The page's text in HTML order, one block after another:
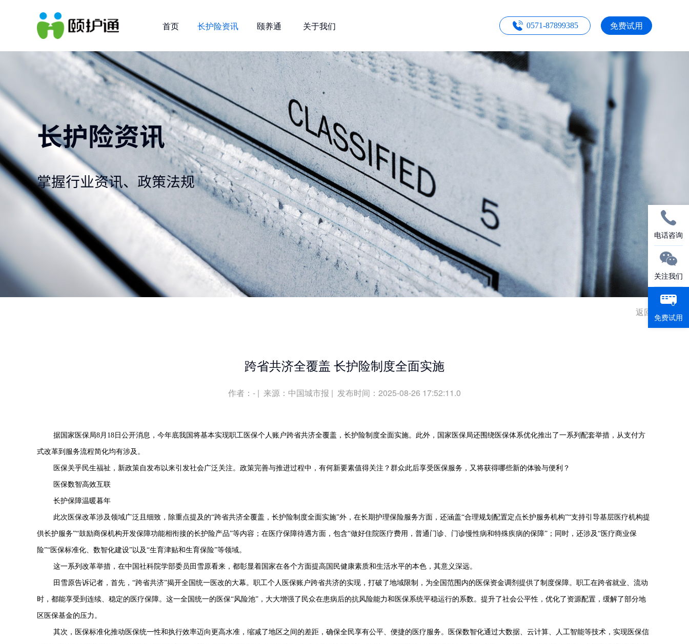
首页 长护险资讯 颐养通 关于我们 0571-87899385 免费试用
返回
跨省共济全覆盖 长护险制度全面实施
作者：- | 来源：中国城市报 | 发布时间：2025-08-26 17:52:11.0
据国家医保局8月 18 日公开消息，今年底我国将基本实现职工医保个人账户跨省共济全覆盖，长护险制度全面实施。此外，国家医保局还围绕医保体系优化推出了一系列配套举措，从支付方
式改革到服务流程简化均有涉及。
医保关乎民生福祉，新政策自发布以来引发社会广泛关注。政策完善与推进过程中，有何新要素值得关注？群众此后享受医保服务，又将获得哪些新的体验与便利？
医保数智高效互联
长护保障温暖暮年
此次医保改革涉及领域广泛且细致，除重点提及的“跨省共济全覆盖，长护险制度全面实施”外，在长期护理保险服务方面，还涵盖“合理规划配置定点长护服务机构”“支持引导基层医疗机构提
供长护服务”“鼓励商保机构开发保障功能相衔接的长护险产品”等内容；在医疗保障待遇方面，包含“做好住院医疗费用，普通门诊、门诊慢性病和特殊疾病的保障”；同时，还涉及“医疗商业保
险”“医保标准化、数智化建设”以及“生育津贴和生育保险”等领域。
这一系列改革举措，在中国社科院学部委员田雪原看来，都彰显着国家在各个方面提高国民健康素质和生活水平的本色，其意义深远。
田雪原告诉记者，首先， “跨省共济”揭开全国统一医改的大幕。职工个人医保账户跨省共济的实现，打破了地域限制，为全国范围内的医保资金调剂提供了制度保障。职工在跨省就业、流动
时，都能享受到连续、稳定的医疗保障。这一全国统一的医保“风险池”，大大增强了民众在患病后的抗风险能力和医保系统平稳运行的系数。提升了社会公平性，优化了资源配置，缓解了部分地
区医保基金的压力。
其次，医保标准化推动医保统一性和执行效率迈向更高水准，缩减了地区之间的差距，确保全民享有公平、便捷的医疗服务。医保数智化通过大数据、云计算、人工智能等技术，实现医保信
电话咨询
关注我们
免费试用